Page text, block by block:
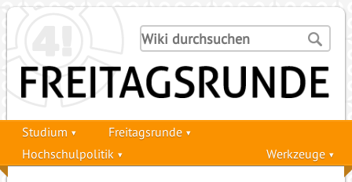
Studium
Freitagsrunde
Hochschulpolitik
Werkzeuge